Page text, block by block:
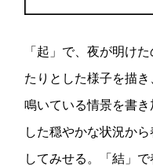
「起」で、夜が明け
たりとした様子を描
鳴いている情景を書
した穏やかな状況か
してみせる。「結」